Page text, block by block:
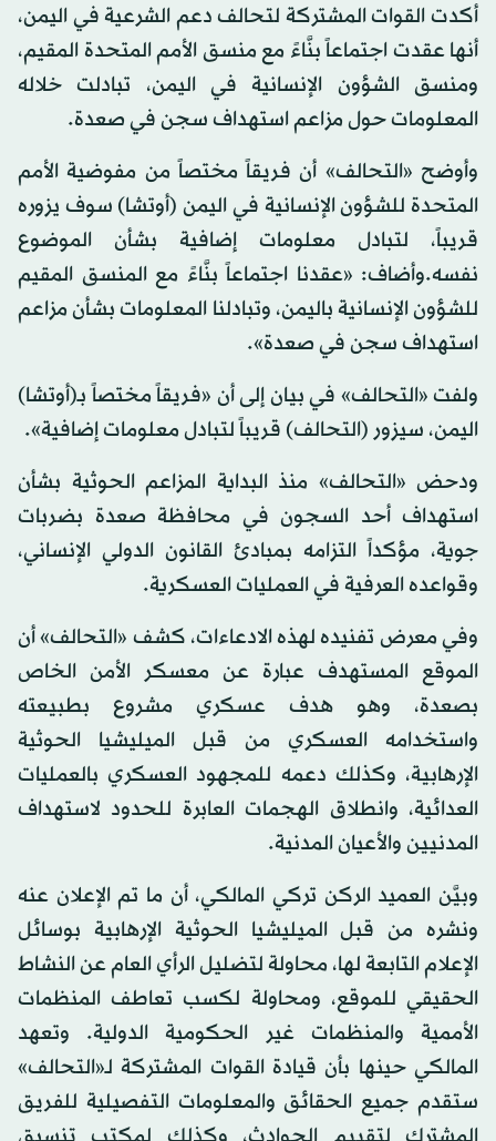
أكدت القوات المشتركة لتحالف دعم الشرعية في اليمن،
أنها عقدت اجتماعاً بنَّاءً مع منسق الأمم المتحدة المقيم،
ومنسق الشؤون الإنسانية في اليمن، تبادلت خلاله
المعلومات حول مزاعم استهداف سجن في صعدة.
وأوضح «التحالف» أن فريقاً مختصاً من مفوضية الأمم
المتحدة للشؤون الإنسانية في اليمن (أوتشا) سوف يزوره
قريباً، لتبادل معلومات إضافية بشأن الموضوع
نفسه.وأضاف: «عقدنا اجتماعاً بنَّاءً مع المنسق المقيم
للشؤون الإنسانية باليمن، وتبادلنا المعلومات بشأن مزاعم
استهداف سجن في صعدة».
ولفت «التحالف» في بيان إلى أن «فريقاً مختصاً بـ(أوتشا)
اليمن، سيزور (التحالف) قريباً لتبادل معلومات إضافية».
ودحض «التحالف» منذ البداية المزاعم الحوثية بشأن
استهداف أحد السجون في محافظة صعدة بضربات
جوية، مؤكداً التزامه بمبادئ القانون الدولي الإنساني،
وقواعده العرفية في العمليات العسكرية.
وفي معرض تفنيده لهذه الادعاءات، كشف «التحالف» أن
الموقع المستهدف عبارة عن معسكر الأمن الخاص
بصعدة، وهو هدف عسكري مشروع بطبيعته
واستخدامه العسكري من قبل الميليشيا الحوثية
الإرهابية، وكذلك دعمه للمجهود العسكري بالعمليات
العدائية، وانطلاق الهجمات العابرة للحدود لاستهداف
المدنيين والأعيان المدنية.
وبيَّن العميد الركن تركي المالكي، أن ما تم الإعلان عنه
ونشره من قبل الميليشيا الحوثية الإرهابية بوسائل
الإعلام التابعة لها، محاولة لتضليل الرأي العام عن النشاط
الحقيقي للموقع، ومحاولة لكسب تعاطف المنظمات
الأممية والمنظمات غير الحكومية الدولية. وتعهد
المالكي حينها بأن قيادة القوات المشتركة لـ«التحالف»
ستقدم جميع الحقائق والمعلومات التفصيلية للفريق